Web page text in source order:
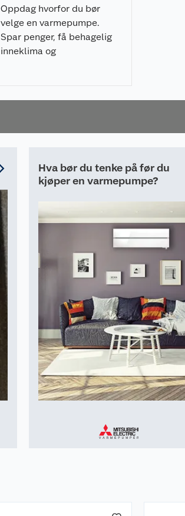
Oppdag hvorfor du bør
velge en varmepumpe.
Spar penger, få behagelig
inneklima og
Hva bør du tenke på før du
kjøper en varmepumpe?